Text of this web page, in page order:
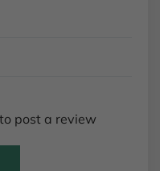
post a review